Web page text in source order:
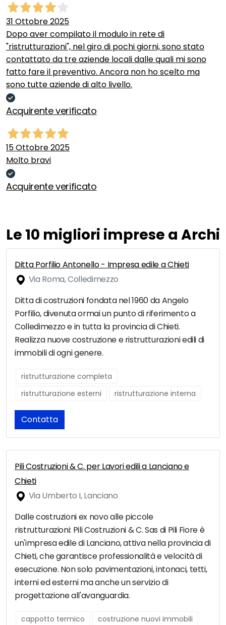
31 Ottobre 2025
Dopo aver compilato il modulo in rete di
"ristrutturazioni", nel giro di pochi giorni, sono stato
contattato da tre aziende locali dalle quali mi sono
fatto fare il preventivo. Ancora non ho scelto ma
sono tutte aziende di alto livello.
Acquirente verificato
15 Ottobre 2025
Molto bravi
Acquirente verificato
Le 10 migliori imprese a Archi
Ditta Porfilio Antonello - Impresa edile a Chieti
Via Roma, Colledimezzo
Ditta di costruzioni fondata nel 1960 da Angelo
Porfilio, divenuta ormai un punto di riferimento a
Colledimezzo e in tutta la provincia di Chieti.
Realizza nuove costruzione e ristrutturazioni edili di
immobili di ogni genere.
ristrutturazione completa
ristrutturazione esterni
ristrutturazione interna
Contatta
Pili Costruzioni & C. per Lavori edili a Lanciano e
Chieti
Via Umberto I, Lanciano
Dalle costruzioni ex novo alle piccole
ristrutturazioni: Pili Costruzioni & C. Sas di Pili Fiore è
un'impresa edile di Lanciano, attiva nella provincia di
Chieti, che garantisce professionalità e velocità di
esecuzione. Non solo pavimentazioni, intonaci, tetti,
interni ed esterni ma anche un servizio di
progettazione all'avanguardia.
cappotto termico costruzione nuovi immobili